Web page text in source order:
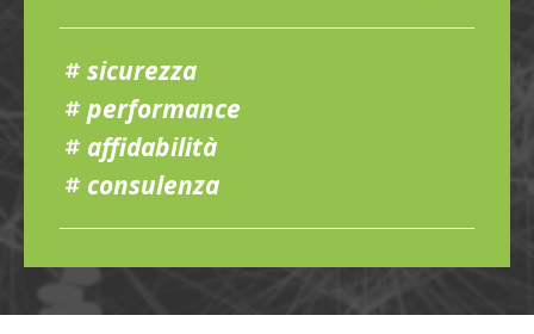
sicurezza
performance
affidabilità
consulenza